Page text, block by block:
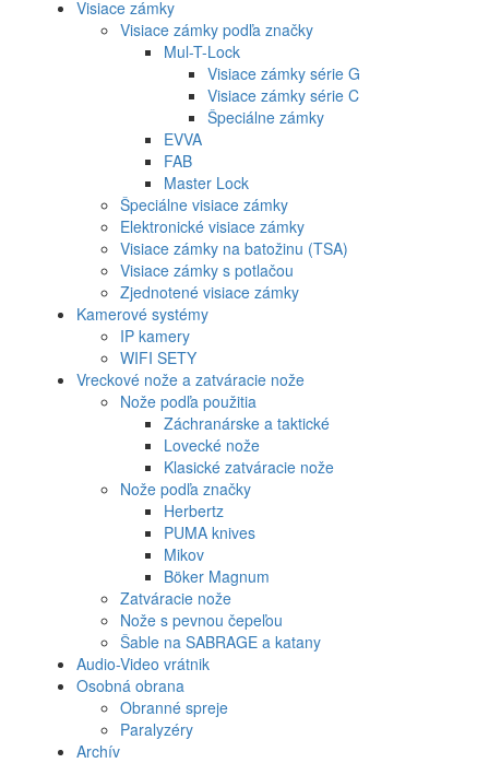
Visiace zámky
Visiace zámky podľa značky
Mul-T-Lock
Visiace zámky série G
Visiace zámky série C
Špeciálne zámky
EVVA
FAB
Master Lock
Špeciálne visiace zámky
Elektronické visiace zámky
Visiace zámky na batožinu (TSA)
Visiace zámky s potlačou
Zjednotené visiace zámky
Kamerové systémy
IP kamery
WIFI SETY
Vreckové nože a zatváracie nože
Nože podľa použitia
Záchranárske a taktické
Lovecké nože
Klasické zatváracie nože
Nože podľa značky
Herbertz
PUMA knives
Mikov
Böker Magnum
Zatváracie nože
Nože s pevnou čepeľou
Šable na SABRAGE a katany
Audio-Video vrátnik
Osobná obrana
Obranné spreje
Paralyzéry
Archív